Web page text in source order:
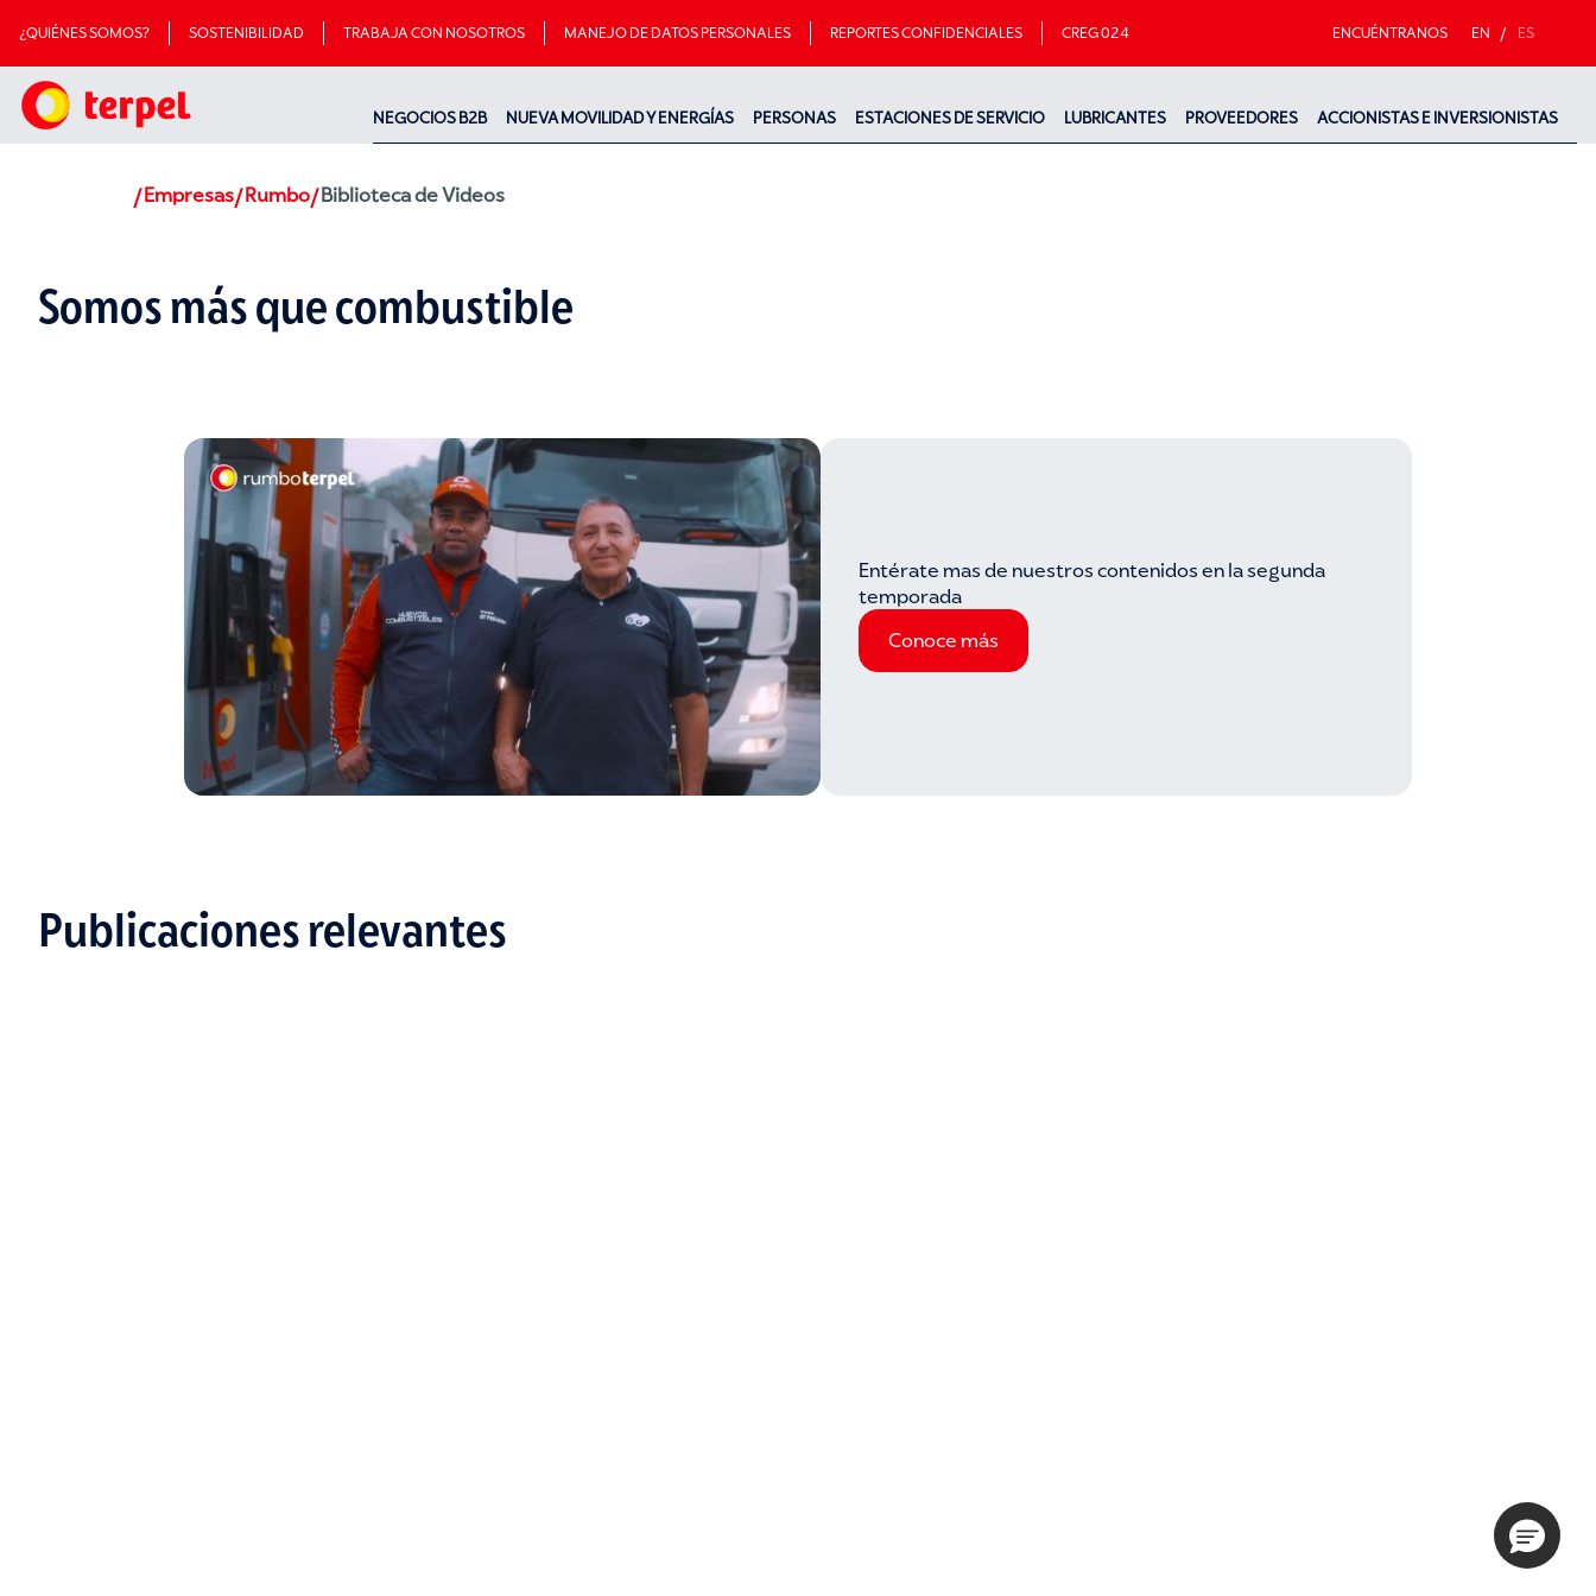
¿QUIÉNES SOMOS? SOSTENIBILIDAD TRABAJA CON NOSOTROS MANEJO DE DATOS PERSONALES REPORTES CONFIDENCIALES CREG 024 ENCUÉNTRANOS EN / ES
NEGOCIOS B2B NUEVA MOVILIDAD Y ENERGÍAS PERSONAS ESTACIONES DE SERVICIO LUBRICANTES PROVEEDORES ACCIONISTAS E INVERSIONISTAS
Empresas Rumbo Biblioteca de Videos
Somos más que combustible
Entérate mas de nuestros contenidos en la segunda
temporada
Conoce más
Publicaciones relevantes